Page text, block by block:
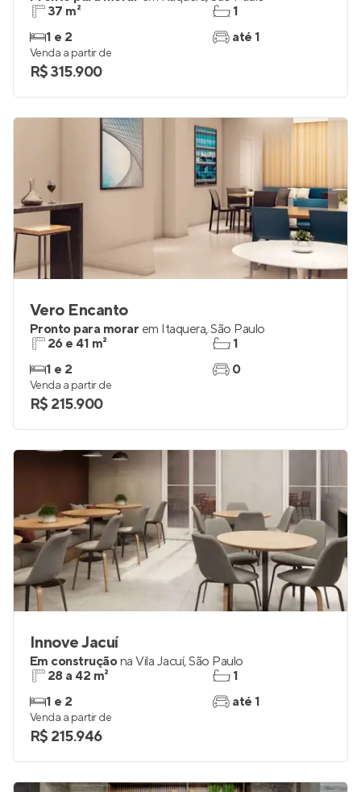
37 m²
1 e 2
1
até 1
Venda a partir de
R$ 315.900
Vero Encanto
Pronto para morar em Itaquera,São Paulo
26 e 41 m²
1 e 2
1
0
Venda a partir de
R$ 215.900
Innove Jacuí
Em construçãona Vila Jacuí,São Paulo
28 a 42 m²
1 e 2
1
até 1
Venda a partir de
R$ 215.946